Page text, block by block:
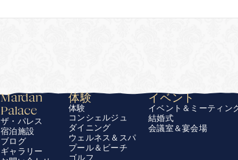
Mardan
Palace
ザ・パレス
宿泊施設
ブログ
ギャラリー
体験
体験
コンシェルジュ
ダイニング
ウェルネス＆スパ
プール＆ビーチ
ゴルフ
イベント
イベント＆ミーティン
結婚式
会議室＆宴会場